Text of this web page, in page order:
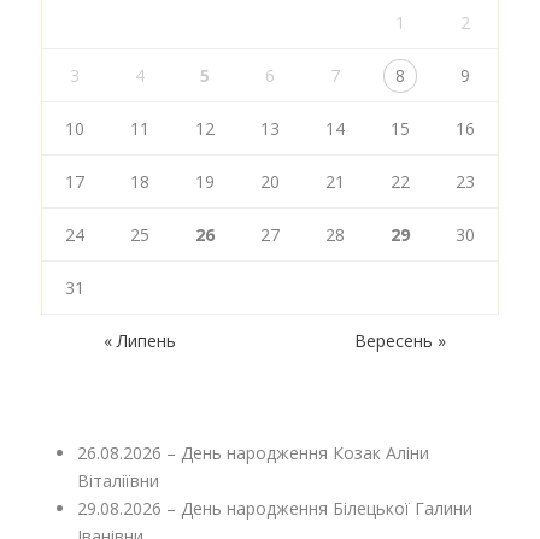
1 2
3 4 5 6 7 8 9
10 11 12 13 14 15 16
17 18 19 20 21 22 23
24 25 26 27 28 29 30
31
« Липень Вересень »
26.08.2026 – День народження Козак Аліни
Віталіївни
29.08.2026 – День народження Білецької Галини